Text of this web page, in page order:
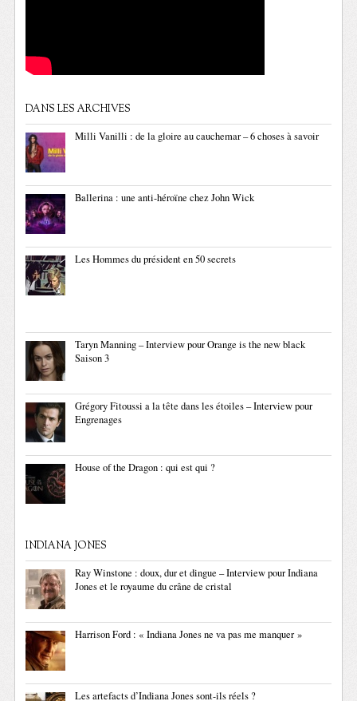
DANS LES ARCHIVES
Milli Vanilli : de la gloire au cauchemar – 6 choses à savoir
Ballerina : une anti-héroïne chez John Wick
Les Hommes du président en 50 secrets
Taryn Manning – Interview pour Orange is the new black
Saison 3
Grégory Fitoussi a la tête dans les étoiles – Interview pour
Engrenages
House of the Dragon : qui est qui ?
INDIANA JONES
Ray Winstone : doux, dur et dingue – Interview pour Indiana
Jones et le royaume du crâne de cristal
Harrison Ford : « Indiana Jones ne va pas me manquer »
Les artefacts d’Indiana Jones sont-ils réels ?